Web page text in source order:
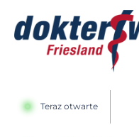
Teraz otwarte